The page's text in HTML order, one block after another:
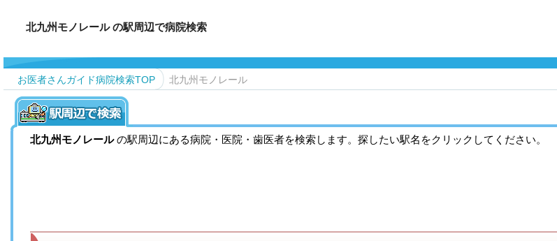
北九州モノレール の駅周辺で病院検索
お医者さんガイド病院検索TOP 北九州モノレール
北九州モノレールの駅周辺にある病院・医院・歯医者を検索します。探したい駅名をクリックしてください。